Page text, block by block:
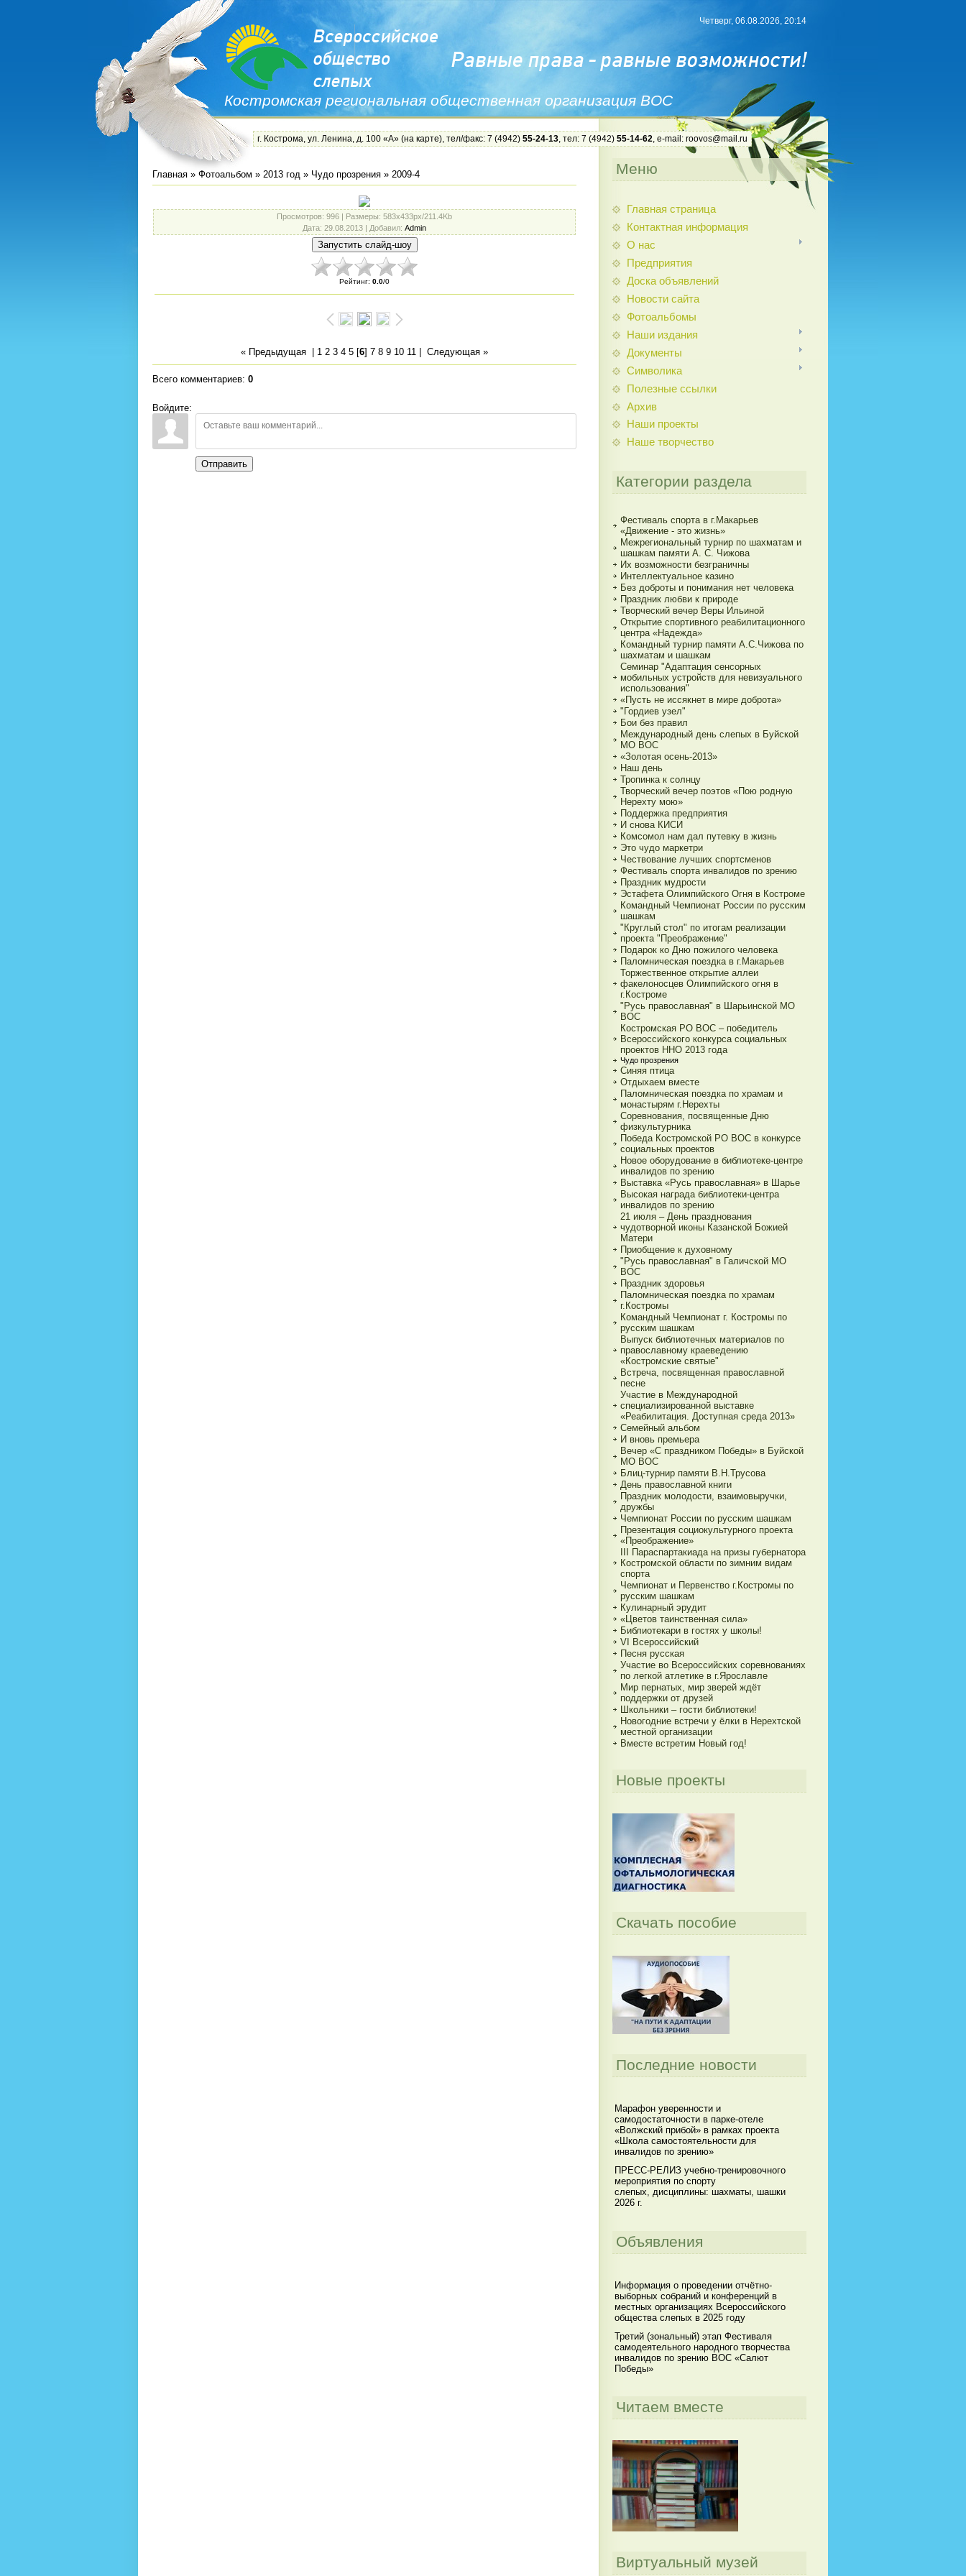
Костромская региональная общественная организация ВОС
Четверг, 06.08.2026, 20:14
г. Кострома, ул. Ленина, д. 100 «А» (на карте), тел/факс: 7 (4942) 55-24-13, тел: 7 (4942) 55-14-62, e-mail: roovos@mail.ru
Главная » Фотоальбом » 2013 год » Чудо прозрения » 2009-4
Просмотров: 996 | Размеры: 583x433px/211.4Kb
Дата: 29.08.2013 | Добавил: Admin
Рейтинг: 0.0/0
« Предыдущая 1 2 3 4 5 [6] 7 8 9 10 11 Следующая »
Всего комментариев: 0
Войдите:
Отправить
Меню
Главная страница
Контактная информация
О нас
Предприятия
Доска объявлений
Новости сайта
Фотоальбомы
Наши издания
Документы
Символика
Полезные ссылки
Архив
Наши проекты
Наше творчество
Категории раздела
Фестиваль спорта в г.Макарьев
«Движение - это жизнь»
Межрегиональный турнир по шахматам и
шашкам памяти А. С. Чижова
Их возможности безграничны
Интеллектуальное казино
Без доброты и понимания нет человека
Праздник любви к природе
Творческий вечер Веры Ильиной
Открытие спортивного реабилитационного
центра «Надежда»
Командный турнир памяти А.С.Чижова по
шахматам и шашкам
Семинар "Адаптация сенсорных
мобильных устройств для невизуального
использования"
«Пусть не иссякнет в мире доброта»
"Гордиев узел"
Бои без правил
Международный день слепых в Буйской
МО ВОС
«Золотая осень-2013»
Наш день
Тропинка к солнцу
Творческий вечер поэтов «Пою родную
Нерехту мою»
Поддержка предприятия
И снова КИСИ
Комсомол нам дал путевку в жизнь
Это чудо маркетри
Чествование лучших спортсменов
Фестиваль спорта инвалидов по зрению
Праздник мудрости
Эстафета Олимпийского Огня в Костроме
Командный Чемпионат России по русским
шашкам
"Круглый стол" по итогам реализации
проекта "Преображение"
Подарок ко Дню пожилого человека
Паломническая поездка в г.Макарьев
Торжественное открытие аллеи
факелоносцев Олимпийского огня в
г.Костроме
"Русь православная" в Шарьинской МО
ВОС
Костромская РО ВОС – победитель
Всероссийского конкурса социальных
проектов ННО 2013 года
Чудо прозрения
Синяя птица
Отдыхаем вместе
Паломническая поездка по храмам и
монастырям г.Нерехты
Соревнования, посвященные Дню
физкультурника
Победа Костромской РО ВОС в конкурсе
социальных проектов
Новое оборудование в библиотеке-центре
инвалидов по зрению
Выставка «Русь православная» в Шарье
Высокая награда библиотеки-центра
инвалидов по зрению
21 июля – День празднования
чудотворной иконы Казанской Божией
Матери
Приобщение к духовному
"Русь православная" в Галичской МО
ВОС
Праздник здоровья
Паломническая поездка по храмам
г.Костромы
Командный Чемпионат г. Костромы по
русским шашкам
Выпуск библиотечных материалов по
православному краеведению
«Костромские святые"
Встреча, посвященная православной
песне
Участие в Международной
специализированной выставке
«Реабилитация. Доступная среда 2013»
Семейный альбом
И вновь премьера
Вечер «С праздником Победы» в Буйской
МО ВОС
Блиц-турнир памяти В.Н.Трусова
День православной книги
Праздник молодости, взаимовыручки,
дружбы
Чемпионат России по русским шашкам
Презентация социокультурного проекта
«Преображение»
III Параспартакиада на призы губернатора
Костромской области по зимним видам
спорта
Чемпионат и Первенство г.Костромы по
русским шашкам
Кулинарный эрудит
«Цветов таинственная сила»
Библиотекари в гостях у школы!
VI Всероссийский
Песня русская
Участие во Всероссийских соревнованиях
по легкой атлетике в г.Ярославле
Мир пернатых, мир зверей ждёт
поддержки от друзей
Школьники – гости библиотеки!
Новогодние встречи у ёлки в Нерехтской
местной организации
Вместе встретим Новый год!
Новые проекты
Скачать пособие
Последние новости
Марафон уверенности и
самодостаточности в парке-отеле
«Волжский прибой» в рамках проекта
«Школа самостоятельности для
инвалидов по зрению»
ПРЕСС-РЕЛИЗ учебно-тренировочного
мероприятия по спорту
слепых, дисциплины: шахматы, шашки
2026 г.
Объявления
Информация о проведении отчётно-
выборных собраний и конференций в
местных организациях Всероссийского
общества слепых в 2025 году
Третий (зональный) этап Фестиваля
самодеятельного народного творчества
инвалидов по зрению ВОС «Салют
Победы»
Читаем вместе
Виртуальный музей